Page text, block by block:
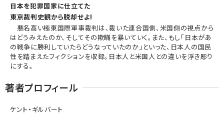
日本を犯罪国家に仕立てた
東京裁判史観から脱却せよ!
悪名高い極東国際軍事裁判は、裁いた連合国側、米国側の視点から
はどうみえたのか、そしてその欺瞞を暴いていく。また、もし「日本があ
の戦争に勝利していたらどうなっていたのか」といった、日本人の国民
性を踏まえたフィクションを収録。日本人と米国人との違いを浮き彫り
にする。
著者プロフィール
ケント・ギルバート